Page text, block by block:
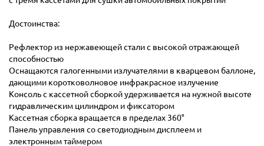
Достоинства:
Рефлектор из нержавеющей стали с высокой отражающей
способностью
Оснащаются галогенными излучателями в кварцевом баллоне,
дающими коротковолновое инфракрасное излучение
Консоль с кассетной сборкой удерживается на нужной высоте
гидравлическим цилиндром и фиксатором
Кассетная сборка вращается в пределах 360°
Панель управления со светодиодным дисплеем и
электронным таймером